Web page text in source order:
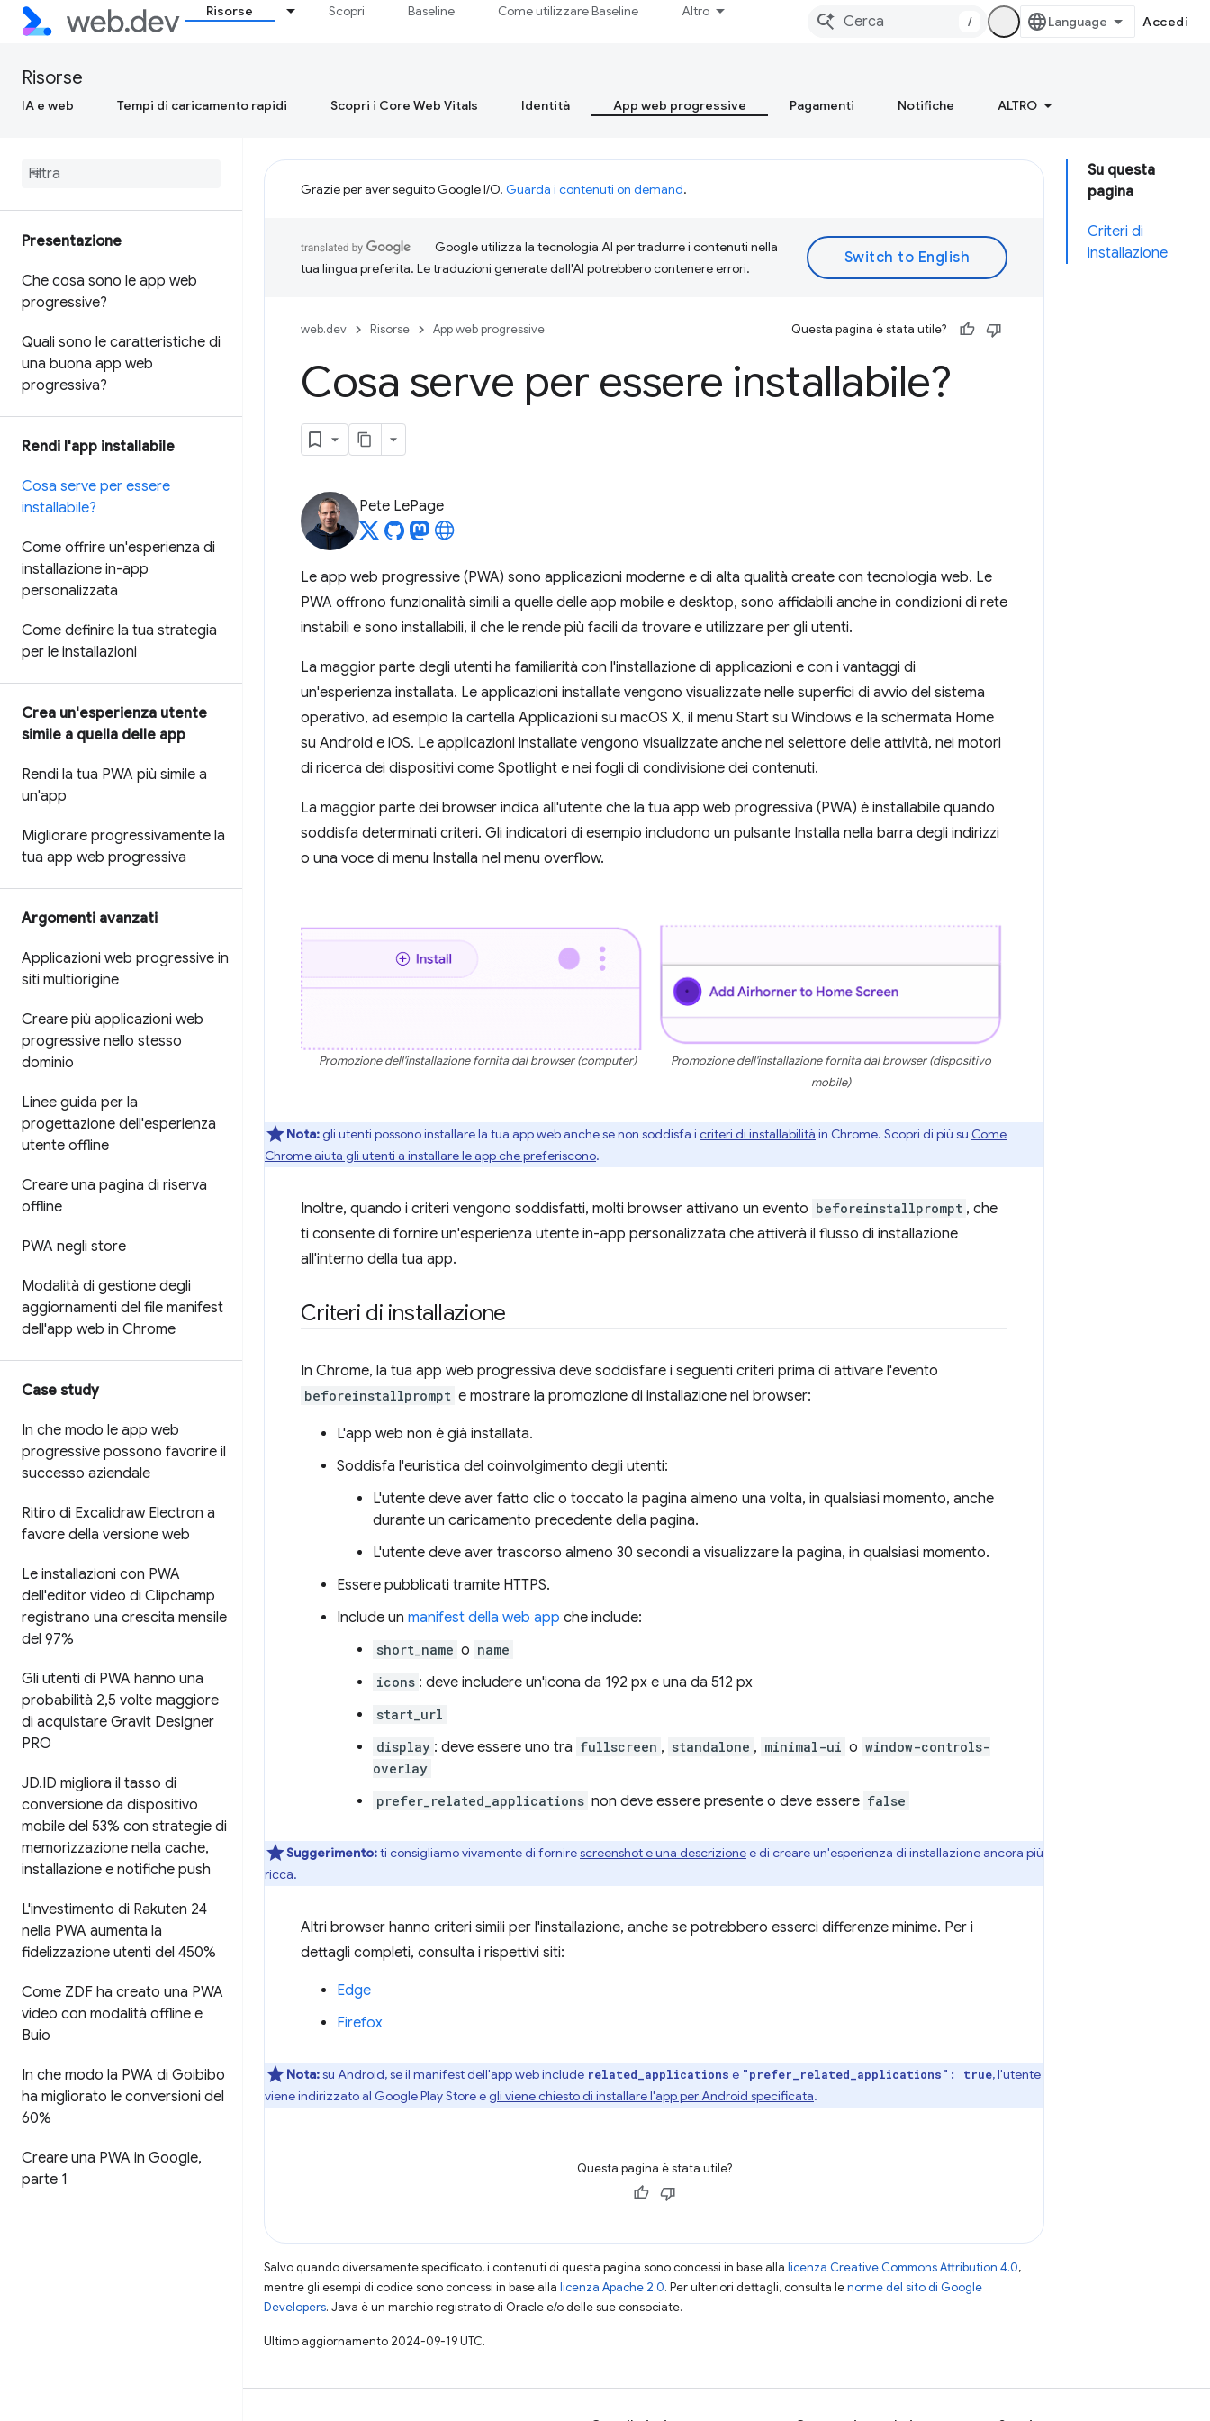
Risorse Scopri Baseline Come utilizzare Baseline Altro
/ Accedi
Risorse
IA e web Tempi di caricamento rapidi Scopri i Core Web Vitals Identità App web progressive Pagamenti Notifiche ALTRO
Presentazione
Che cosa sono le app web
progressive?
Quali sono le caratteristiche di
una buona app web
progressiva?
Rendi l'app installabile
Cosa serve per essere
installabile?
Come offrire un'esperienza di
installazione in-app
personalizzata
Come definire la tua strategia
per le installazioni
Crea un'esperienza utente
simile a quella delle app
Rendi la tua PWA più simile a
un'app
Migliorare progressivamente la
tua app web progressiva
Argomenti avanzati
Applicazioni web progressive in
siti multiorigine
Creare più applicazioni web
progressive nello stesso
dominio
Linee guida per la
progettazione dell'esperienza
utente offline
Creare una pagina di riserva
offline
PWA negli store
Modalità di gestione degli
aggiornamenti del file manifest
dell'app web in Chrome
Case study
In che modo le app web
progressive possono favorire il
successo aziendale
Ritiro di Excalidraw Electron a
favore della versione web
Le installazioni con PWA
dell'editor video di Clipchamp
registrano una crescita mensile
del 97%
Gli utenti di PWA hanno una
probabilità 2,5 volte maggiore
di acquistare Gravit Designer
PRO
JD.ID migliora il tasso di
conversione da dispositivo
mobile del 53% con strategie di
memorizzazione nella cache,
installazione e notifiche push
L'investimento di Rakuten 24
nella PWA aumenta la
fidelizzazione utenti del 450%
Come ZDF ha creato una PWA
video con modalità offline e
Buio
In che modo la PWA di Goibibo
ha migliorato le conversioni del
60%
Creare una PWA in Google,
parte 1
Su questa
pagina
Criteri di
installazione
Grazie per aver seguito Google I/O. Guarda i contenuti on demand.
Google utilizza la tecnologia AI per tradurre i contenuti nella
tua lingua preferita. Le traduzioni generate dall'AI potrebbero contenere errori.
web.dev Risorse App web progressive Questa pagina è stata utile?
Cosa serve per essere installabile?
Pete LePage
Le app web progressive (PWA) sono applicazioni moderne e di alta qualità create con tecnologia web. Le
PWA offrono funzionalità simili a quelle delle app mobile e desktop, sono affidabili anche in condizioni di rete
instabili e sono installabili, il che le rende più facili da trovare e utilizzare per gli utenti.
La maggior parte degli utenti ha familiarità con l'installazione di applicazioni e con i vantaggi di
un'esperienza installata. Le applicazioni installate vengono visualizzate nelle superfici di avvio del sistema
operativo, ad esempio la cartella Applicazioni su macOS X, il menu Start su Windows e la schermata Home
su Android e iOS. Le applicazioni installate vengono visualizzate anche nel selettore delle attività, nei motori
di ricerca dei dispositivi come Spotlight e nei fogli di condivisione dei contenuti.
La maggior parte dei browser indica all'utente che la tua app web progressiva (PWA) è installabile quando
soddisfa determinati criteri. Gli indicatori di esempio includono un pulsante Installa nella barra degli indirizzi
o una voce di menu Installa nel menu overflow.
Promozione dell'installazione fornita dal browser (computer)
Promozione dell'installazione fornita dal browser (dispositivo
mobile)
Nota:gli utenti possono installare la tua app web anche se non soddisfa i criteri di installabilità in Chrome. Scopri di più su Come
Chrome aiuta gli utenti a installare le app che preferiscono.
Inoltre, quando i criteri vengono soddisfatti, molti browser attivano un evento beforeinstallprompt , che
ti consente di fornire un'esperienza utente in-app personalizzata che attiverà il flusso di installazione
all'interno della tua app.
Criteri di installazione
In Chrome, la tua app web progressiva deve soddisfare i seguenti criteri prima di attivare l'evento
beforeinstallprompt e mostrare la promozione di installazione nel browser:
L'app web non è già installata.
Soddisfa l'euristica del coinvolgimento degli utenti:
L'utente deve aver fatto clic o toccato la pagina almeno una volta, in qualsiasi momento, anche
durante un caricamento precedente della pagina.
L'utente deve aver trascorso almeno 30 secondi a visualizzare la pagina, in qualsiasi momento.
Essere pubblicati tramite HTTPS.
Include un manifest della web app che include:
short_name o name
icons : deve includere un'icona da 192 px e una da 512 px
start_url
display : deve essere uno tra fullscreen , standalone , minimal-ui o window-controls-
overlay
prefer_related_applications non deve essere presente o deve essere false
Suggerimento:ti consigliamo vivamente di fornirescreenshot e una descrizionee di creare un'esperienza di installazione ancora più
ricca.
Altri browser hanno criteri simili per l'installazione, anche se potrebbero esserci differenze minime. Per i
dettagli completi, consulta i rispettivi siti:
Edge
Firefox
Nota:su Android, se il manifest dell'app web include related_applications e "prefer_related_applications": true, l'utente
viene indirizzato al Google Play Store egli viene chiesto di installare l'app per Android specificata.
Questa pagina è stata utile?
Salvo quando diversamente specificato, i contenuti di questa pagina sono concessi in base alla licenza Creative Commons Attribution 4.0,
mentre gli esempi di codice sono concessi in base alla licenza Apache 2.0. Per ulteriori dettagli, consulta lenorme del sito di Google
Developers. Java è un marchio registrato di Oracle e/o delle sue consociate.
Ultimo aggiornamento 2024-09-19 UTC.